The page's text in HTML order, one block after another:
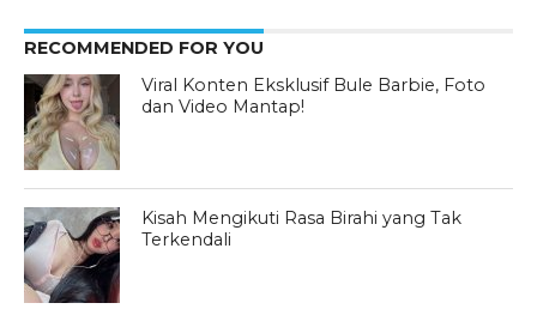
RECOMMENDED FOR YOU
Viral Konten Eksklusif Bule Barbie, Foto
dan Video Mantap!
Kisah Mengikuti Rasa Birahi yang Tak
Terkendali